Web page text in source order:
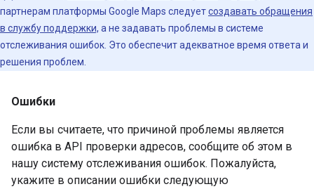
партнерам платформы Google Maps следуетсоздавать обращения
в службу поддержки, а не задавать проблемы в системе
отслеживания ошибок. Это обеспечит адекватное время ответа и
решения проблем.
Ошибки
Если вы считаете, что причиной проблемы является
ошибка в API проверки адресов, сообщите об этом в
нашу систему отслеживания ошибок. Пожалуйста,
укажите в описании ошибки следующую